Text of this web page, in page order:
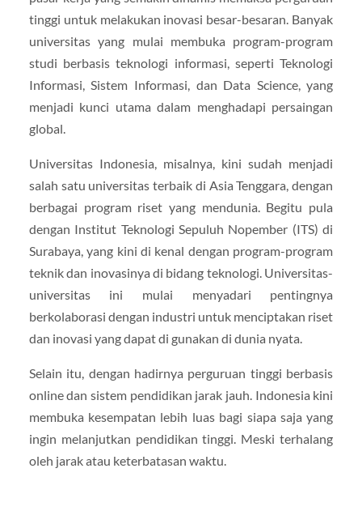
tinggi untuk melakukan inovasi besar-besaran. Banyak
universitas yang mulai membuka program-program
studi berbasis teknologi informasi, seperti Teknologi
Informasi, Sistem Informasi, dan Data Science, yang
menjadi kunci utama dalam menghadapi persaingan
global.
Universitas Indonesia, misalnya, kini sudah menjadi
salah satu universitas terbaik di Asia Tenggara, dengan
berbagai program riset yang mendunia. Begitu pula
dengan Institut Teknologi Sepuluh Nopember (ITS) di
Surabaya, yang kini di kenal dengan program-program
teknik dan inovasinya di bidang teknologi. Universitas-
universitas ini mulai menyadari pentingnya
berkolaborasi dengan industri untuk menciptakan riset
dan inovasi yang dapat di gunakan di dunia nyata.
Selain itu, dengan hadirnya perguruan tinggi berbasis
online dan sistem pendidikan jarak jauh. Indonesia kini
membuka kesempatan lebih luas bagi siapa saja yang
ingin melanjutkan pendidikan tinggi. Meski terhalang
oleh jarak atau keterbatasan waktu.